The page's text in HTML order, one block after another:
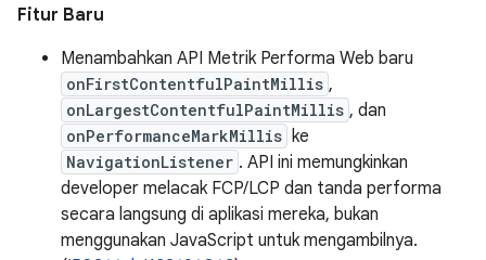
Fitur Baru
Menambahkan API Metrik Performa Web baru
onFirstContentfulPaintMillis ,
onLargestContentfulPaintMillis , dan
onPerformanceMarkMillis ke
NavigationListener . API ini memungkinkan
developer melacak FCP/LCP dan tanda performa
secara langsung di aplikasi mereka, bukan
menggunakan JavaScript untuk mengambilnya.